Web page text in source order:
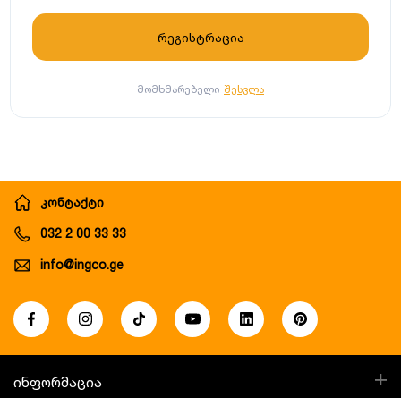
მომხმარებელი შესვლა
კონტაქტი
032 2 00 33 33
info@ingco.ge
+
ინფორმაცია